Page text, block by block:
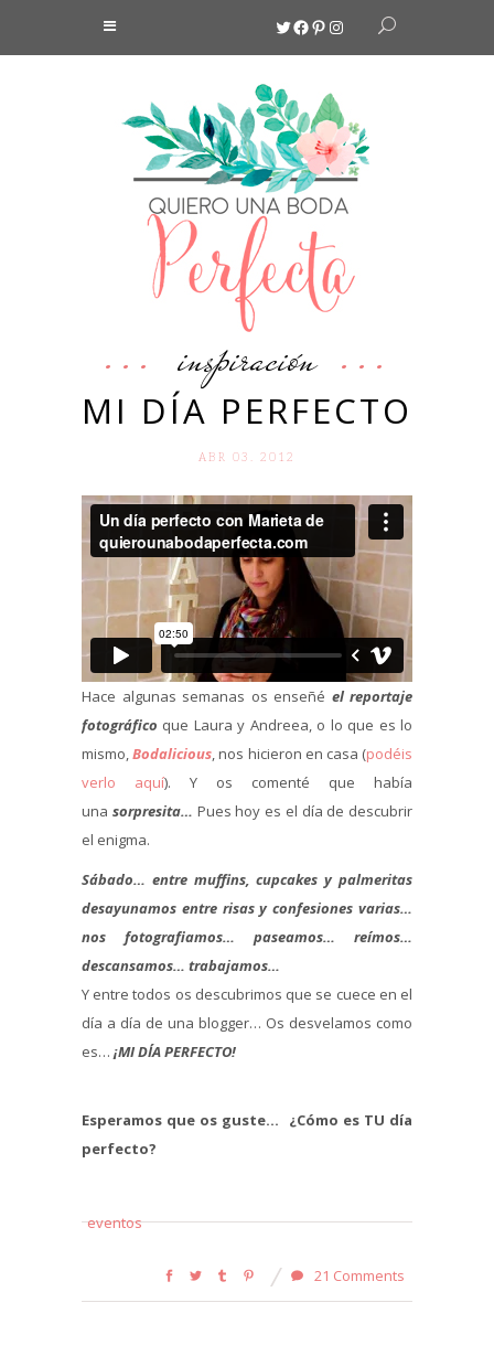
Twitter
Facebook
Pinterest
Instagram
inspiración
MI DÍA PERFECTO
ABR 03. 2012
Hace algunas semanas os enseñé el reportaje
fotográfico que Laura y Andreea, o lo que es lo
mismo,Bodalicious, nos hicieron en casa (podéis
verlo aquí). Y os comenté que había
una sorpresita… Pues hoy es el día de descubrir
el enigma.
Sábado… entre muffins, cupcakes y palmeritas
desayunamos entre risas y confesiones varias…
nos fotografiamos… paseamos… reímos…
descansamos… trabajamos…
Y entre todos os descubrimos que se cuece en el
día a día de una blogger… Os desvelamos como
es… ¡MI DÍA PERFECTO!
Esperamos que os guste… ¿Cómo es TU día
perfecto?
eventos
21 Comments